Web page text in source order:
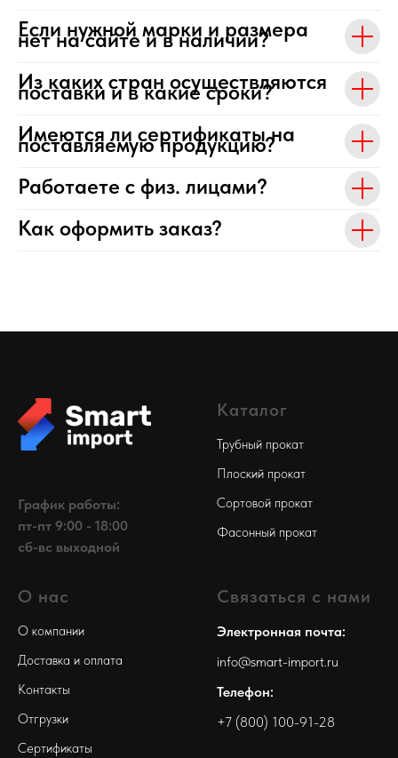
Если нужной марки и размера
нет на сайте и в наличии?
Из каких стран осуществляются
поставки и в какие сроки?
Имеются ли сертификаты на
поставляемую продукцию?
Работаете с физ. лицами?
Как оформить заказ?
График работы:
пт-пт 9:00 - 18:00
сб-вс выходной
Каталог
Трубный прокат
Плоский прокат
Сортовой прокат
Фасонный прокат
О нас
О компании
Доставка и оплата
Контакты
Отгрузки
Сертификаты
Связаться с нами
Электронная почта:
info@smart-import.ru
Телефон:
+7 (800) 100-91-28